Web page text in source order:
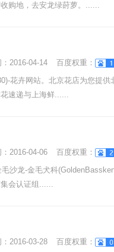
购地，去安龙绿莳萝。......
2016-04-14
百度权重：
花卉网站。北京花店为您提
速递与上海鲜......
2016-04-06
百度权重：
沙龙-金毛犬科
会认证组......
2016-03-28
百度权重：